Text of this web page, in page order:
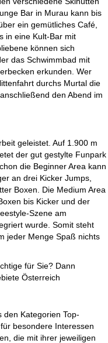
Bar in Murau kann bis
ein gemütliches Café,
in eine Kult-Bar mit
können sich
das Schwimmbad mit
erkunden. Wer
durchs Murtal die
den Abend im
geleistet. Auf 1.900 m
der gut gestylte Funpark
die Beginner Area kann
an drei Kicker Jumps,
Boxen. Die Medium Area
bis Kicker und der
Szene am
wurde. Somit steht
jeder Menge Spaß nichts
für Sie? Dann
Österreich
den Kategorien Top-
besondere Interessen
die mit ihrer jeweiligen